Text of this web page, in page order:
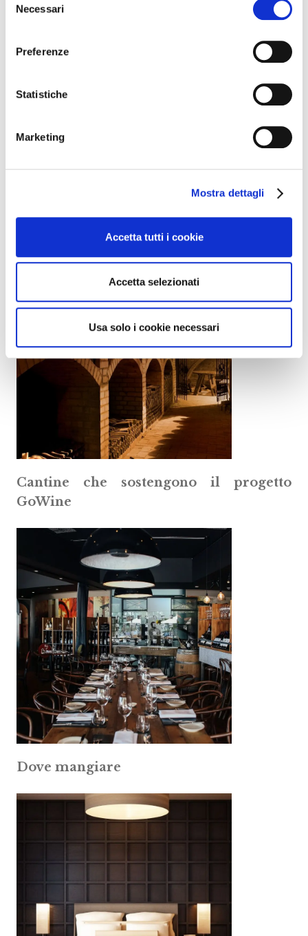
delNecessari
Preferenze
Statistiche
Marketing
Mostra dettagli
Accetta tutti i cookie
Accetta selezionati
Usa solo i cookie necessari
Prossimi eventi
Cantine che sostengono il progetto
GoWine
Dove mangiare